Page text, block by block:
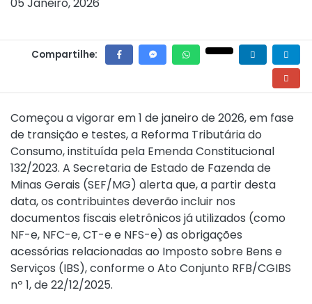
Compartilhe:
Começou a vigorar em 1 de janeiro de 2026, em fase
de transição e testes, a Reforma Tributária do
Consumo, instituída pela Emenda Constitucional
132/2023. A Secretaria de Estado de Fazenda de
Minas Gerais (SEF/MG) alerta que, a partir desta
data, os contribuintes deverão incluir nos
documentos fiscais eletrônicos já utilizados (como
NF-e, NFC-e, CT-e e NFS-e) as obrigações
acessórias relacionadas ao Imposto sobre Bens e
Serviços (IBS), conforme o Ato Conjunto RFB/CGIBS
nº 1, de 22/12/2025.